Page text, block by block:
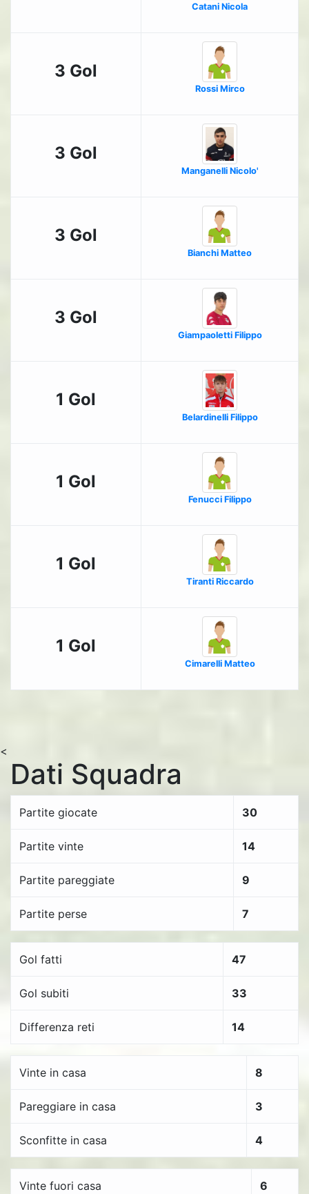
Catani Nicola
3 Gol
Rossi Mirco
3 Gol
Manganelli Nicolo'
3 Gol
Bianchi Matteo
3 Gol
Giampaoletti Filippo
1 Gol
Belardinelli Filippo
1 Gol
Fenucci Filippo
1 Gol
Tiranti Riccardo
1 Gol
Cimarelli Matteo
<
Dati Squadra
Partite giocate 30
Partite vinte 14
Partite pareggiate 9
Partite perse 7
Gol fatti 47
Gol subiti 33
Differenza reti 14
Vinte in casa 8
Pareggiare in casa 3
Sconfitte in casa 4
Vinte fuori casa 6